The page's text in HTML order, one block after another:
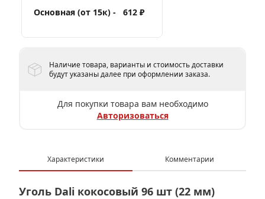
Основная (от 15к) -
612 ₽
Наличие товара, варианты и стоимость доставки
будут указаны далее при оформлении заказа.
Для покупки товара вам необходимо
Авторизоваться
Характеристики Комментарии
Уголь Dali кокосовый 96 шт (22 мм)